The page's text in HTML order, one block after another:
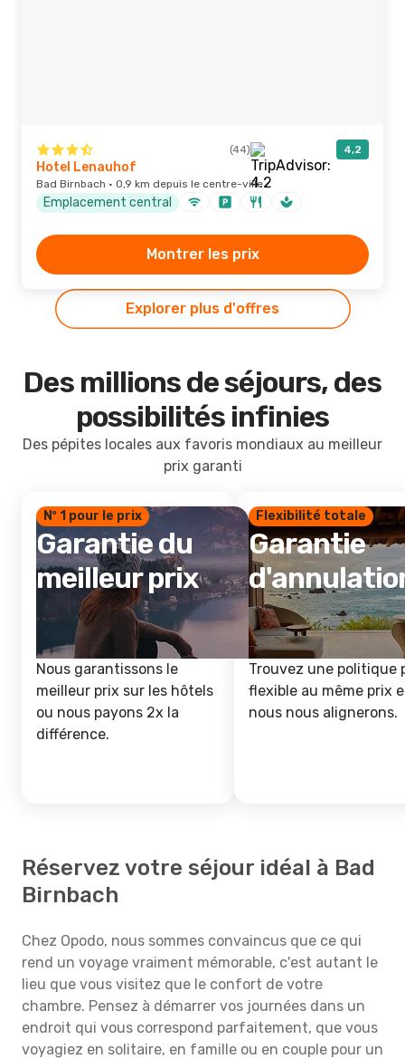
(44) 4,2
Hotel Lenauhof
Bad Birnbach · 0,9 km depuis le centre-ville
Emplacement central
Montrer les prix
Explorer plus d'offres
Des millions de séjours, des
possibilités infinies
Des pépites locales aux favoris mondiaux au meilleur
prix garanti
Nº 1 pour le prix
Garantie du
meilleur prix
Nous garantissons le
meilleur prix sur les hôtels
ou nous payons 2x la
différence.
Flexibilité totale
Garantie
Trouvez une politique
flexible au même prix
nous nous alignerons.
Réservez votre séjour idéal à Bad
Birnbach
Chez Opodo, nous sommes convaincus que ce qui
rend un voyage vraiment mémorable, c'est autant le
lieu que vous visitez que le confort de votre
chambre. Pensez à démarrer vos journées dans un
endroit qui vous correspond parfaitement, que vous
voyagiez en solitaire, en famille ou en couple pour un